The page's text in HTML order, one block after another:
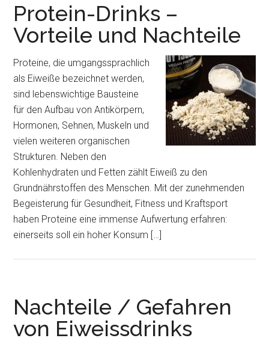
Protein-Drinks –
Vorteile und Nachteile
Proteine, die umgangssprachlich
als Eiweiße bezeichnet werden,
sind lebenswichtige Bausteine
für den Aufbau von Antikörpern,
Hormonen, Sehnen, Muskeln und
vielen weiteren organischen
Strukturen. Neben den
Kohlenhydraten und Fetten zählt Eiweiß zu den
Grundnährstoffen des Menschen. Mit der zunehmenden
Begeisterung für Gesundheit, Fitness und Kraftsport
haben Proteine eine immense Aufwertung erfahren:
einerseits soll ein hoher Konsum […]
Nachteile / Gefahren
von Eiweissdrinks